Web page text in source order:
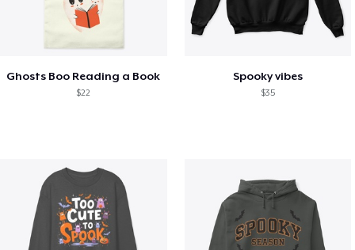
Ghosts Boo Reading a Book
$22
Spooky vibes
$35